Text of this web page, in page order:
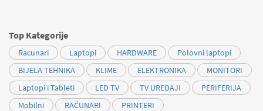
Top Kategorije
Racunari Laptopi HARDWARE
Polovni laptopi
BIJELA TEHNIKA
KLIME ELEKTRONIKA
MONITORI
Laptopi i Tableti
LED TV TV UREĐAJI
PERIFERIJA
Mobilni
RAČUNARI PRINTERI